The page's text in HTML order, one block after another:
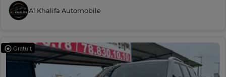
Al Khalifa Automobile
Gratuit